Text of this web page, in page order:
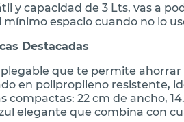
y capacidad de 3 Lts, vas a
espacio cuando no lo
Destacadas
que te permite
en polipropileno resistente,
compactas: 22 cm de ancho,
elegante que combina con